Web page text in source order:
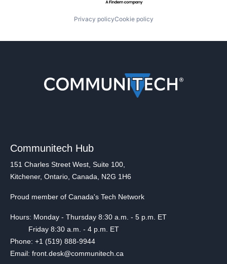
Privacy policyCookie policy
Communitech Hub
151 Charles Street West, Suite 100,
Kitchener, Ontario, Canada, N2G 1H6
Proud member of Canada's Tech Network
Hours: Monday - Thursday 8:30 a.m. - 5 p.m. ET
Friday 8:30 a.m. - 4 p.m. ET
Phone: +1 (519) 888-9944
Email: front.desk@communitech.ca